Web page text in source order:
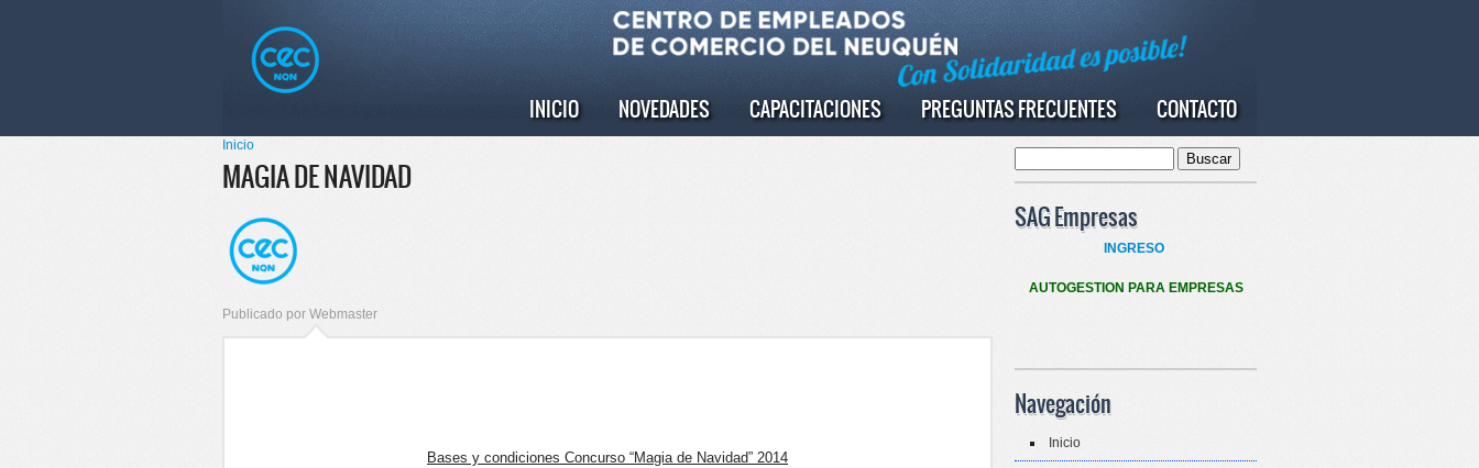
principal
Menú principal
INICIO NOVEDADES CAPACITACIONES PREGUNTAS FRECUENTES CONTACTO
Se encuentra usted aquí
Inicio
MAGIA DE NAVIDAD
Publicado por Webmaster
Bases y condiciones Concurso “Magia de Navidad” 2014
Formulario de búsqueda
SAG Empresas
INGRESO
AUTOGESTION PARA EMPRESAS
Navegación
Inicio